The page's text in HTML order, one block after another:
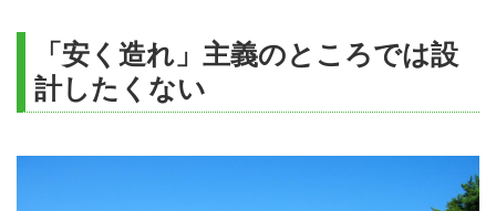
「安く造れ」主義のところでは設
計したくない